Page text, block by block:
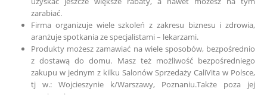
zarabiać.
Firma organizuje wiele szkoleń z zakresu biznesu i zdrowia,
aranżuje spotkania ze specjalistami – lekarzami.
Produkty możesz zamawiać na wiele sposobów, bezpośrednio
z dostawą do domu. Masz też możliwość bezpośredniego
zakupu w jednym z kilku Salonów Sprzedaży CaliVita w Polsce,
tj w.: Wojcieszynie k/Warszawy, Poznaniu.Także poza jej